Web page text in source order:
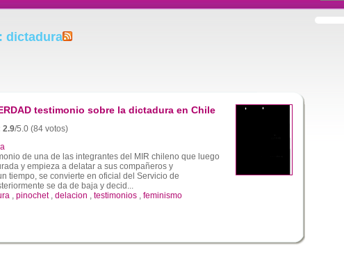
dictadura
testimonio sobre la dictadura en Chile
2.9/5.0 (84 votos)
de una de las integrantes del MIR chileno que luego
y empieza a delatar a sus compañeros y
tiempo, se convierte en oficial del Servicio de
se da de baja y decid...
, pinochet, delacion , testimonios , feminismo